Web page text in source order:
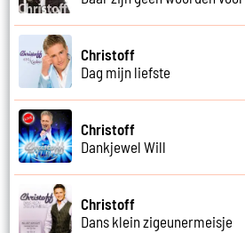
Christoff
Dag mijn liefste
Christoff
Dankjewel Will
Christoff
Dans klein zigeunermeisje